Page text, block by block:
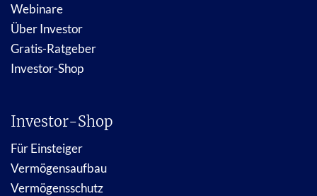
Webinare
Über Investor
Gratis-Ratgeber
Investor-Shop
Investor-Shop
Für Einsteiger
Vermögensaufbau
Vermögensschutz